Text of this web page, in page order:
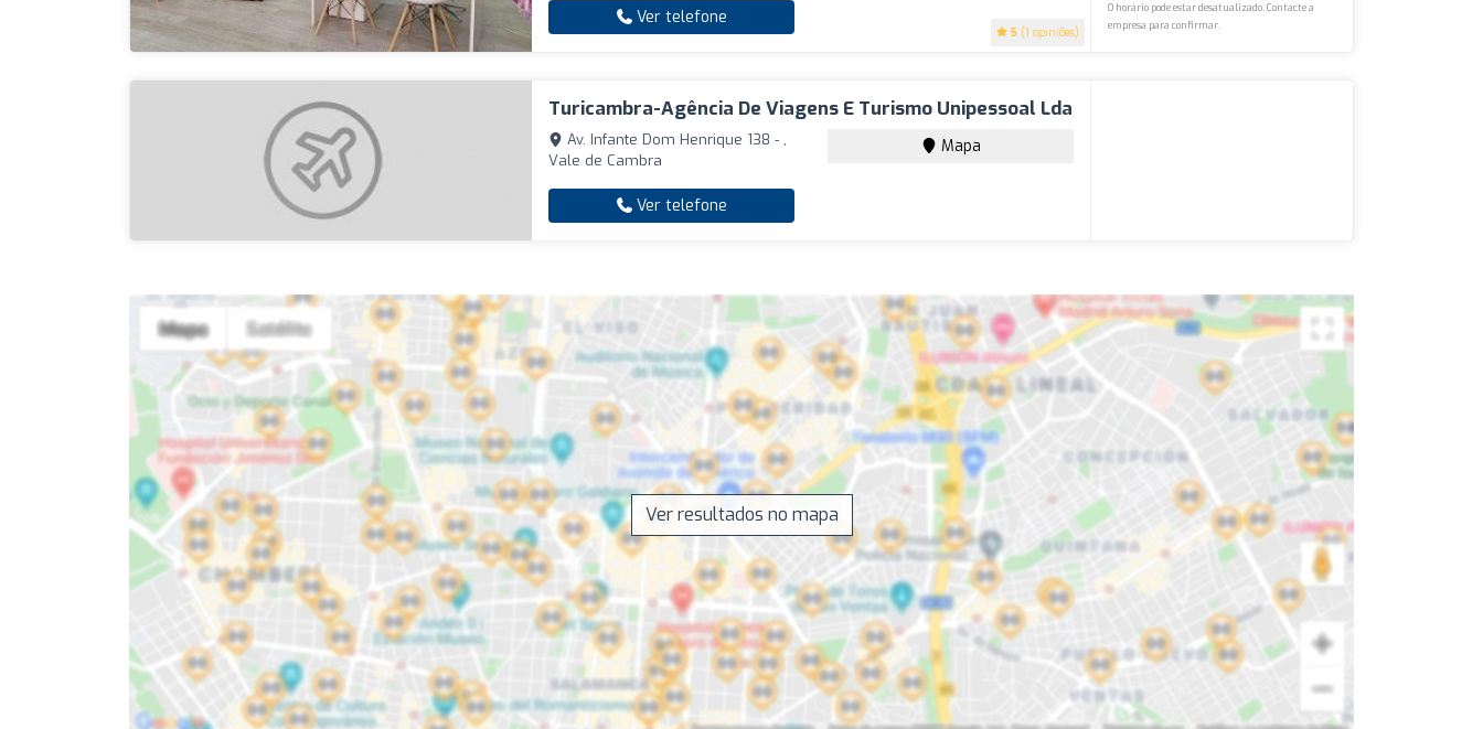
5 (1 opiniões)
Ver telefone
O horário pode estar desatualizado. Contacte a
empresa para confirmar.
Turicambra-Agência De Viagens E Turismo Unipessoal Lda
Av. Infante Dom Henrique 138 - ,
Vale de Cambra
Mapa
Ver telefone
Ver resultados no mapa